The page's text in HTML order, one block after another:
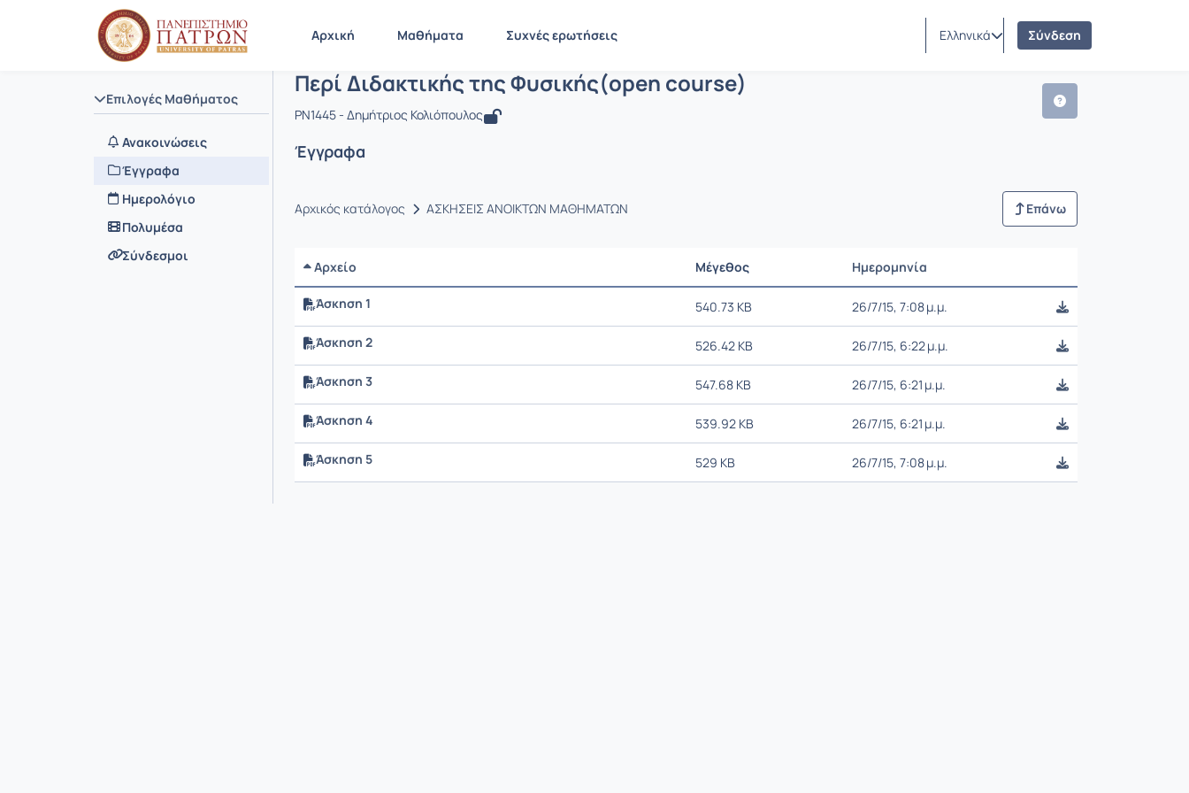
Αρχική Μαθήματα Συχνές ερωτήσεις Ελληνικά Σύνδεση
Επιλογές Μαθήματος
Ανακοινώσεις
Έγγραφα
Ημερολόγιο
Πολυμέσα
Σύνδεσμοι
Αρχική Σελίδα Περί Διδακτικής της Φυσικής(open course)
Μάθημα : Περί Διδακτικής της Φυσικής(open course)
Κωδικός : PN1445
Περί Διδακτικής της Φυσικής(open course)
PN1445 - Δημήτριος Κολιόπουλος
Έγγραφα
Αρχικός κατάλογος ΑΣΚΗΣΕΙΣ ΑΝΟΙΚΤΩΝ ΜΑΘΗΜΑΤΩΝ Επάνω
Αρχείο Μέγεθος Ημερομηνία
Άσκηση 1
540.73 KB 26/7/15, 7:08 μ.μ.
Άσκηση 2 526.42 KB 26/7/15, 6:22 μ.μ.
Άσκηση 3 547.68 KB 26/7/15, 6:21 μ.μ.
Άσκηση 4 539.92 KB 26/7/15, 6:21 μ.μ.
Άσκηση 5 529 KB 26/7/15, 7:08 μ.μ.